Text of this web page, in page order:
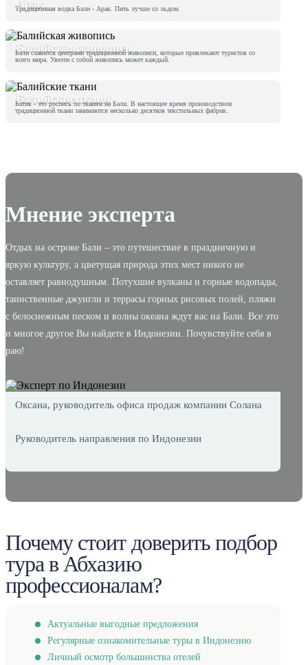
Арак
Традиционная водка Бали - Арак. Пить лучше со льдом.
Балийская живопись
Бали славится центрами традиционной живописи, которые привлекают туристов со
всего мира. Увезти с собой живопись может каждый.
Балийские ткани
Батик - это роспись по тканям на Бали. В настоящее время производством
традиционной ткани занимаются несколько десятков текстильных фабрик.
Мнение эксперта
Отдых на острове Бали – это путешествие в праздничную и
яркую культуру, а цветущая природа этих мест никого не
оставляет равнодушным. Потухшие вулканы и горные водопады,
таинственные джунгли и террасы горных рисовых полей, пляжи
с белоснежным песком и волны океана ждут вас на Бали. Все это
и многое другое Вы найдете в Индонезии. Почувствуйте себя в
раю!
Оксана, руководитель офиса продаж компании Солана
Руководитель направления по Индонезии
Почему стоит доверить подбор
тура в Абхазию
профессионалам?
Актуальные выгодные предложения
Регулярные ознакомительные туры в Индонезию
Личный осмотр большинства отелей